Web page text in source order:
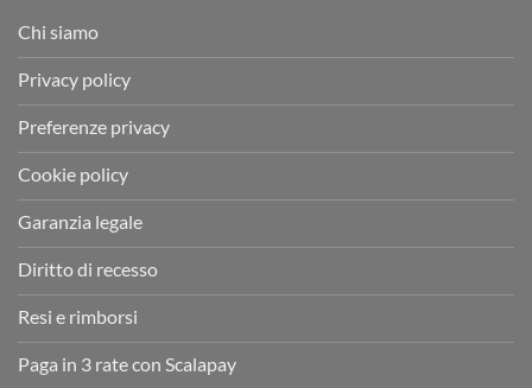
Chi siamo
Privacy policy
Preferenze privacy
Cookie policy
Garanzia legale
Diritto di recesso
Resi e rimborsi
Paga in 3 rate con Scalapay